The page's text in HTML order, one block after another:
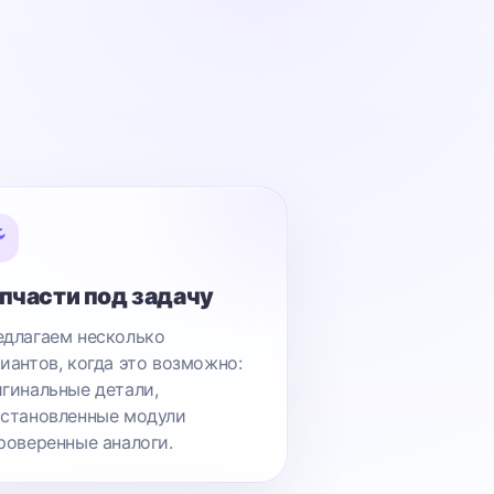
под задачу
несколько
когда это возможно:
детали,
модули
аналоги.